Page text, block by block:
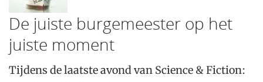
De juiste burgemeester op het
juiste moment
Tijdens de laatste avond van Science & Fiction: